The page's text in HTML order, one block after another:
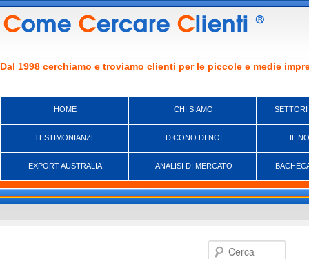
Dal 1998 cerchiamo e troviamo clienti per le piccole e medie
HOME CHI SIAMO
TESTIMONIANZE DICONO DI NOI IL
EXPORT AUSTRALIA ANALISI DI MERCATO